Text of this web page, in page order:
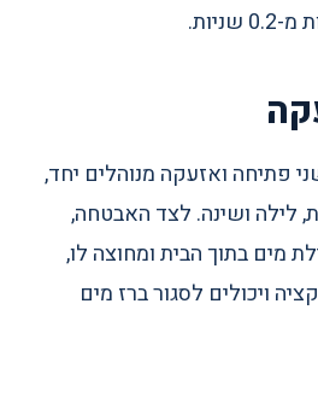
פתיחה ואזעקה מנוהלים יחד,
לילה ושינה. לצד האבטחה,
מים בתוך הבית ומחוצה לו,
ויכולים לסגור ברז מים